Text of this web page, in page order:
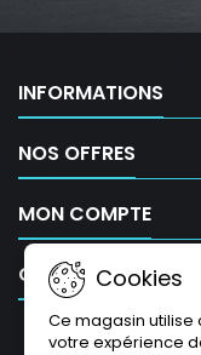
INFORMATIONS
NOS OFFRES
MON COMPTE
CONTACTCookies
Ce magasin
votre expérience